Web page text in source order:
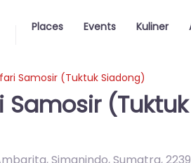
Places Events Kuliner
Samosir (Tuktuk Siadong)
Samosir (Tuktuk